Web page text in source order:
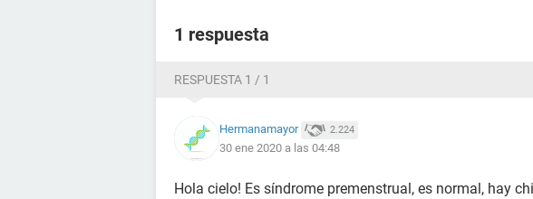
1 respuesta
RESPUESTA 1 / 1
Hermanamayor 2.224
30 ene 2020 a las 04:48
Hola cielo! Es síndrome premenstrual, es normal, hay